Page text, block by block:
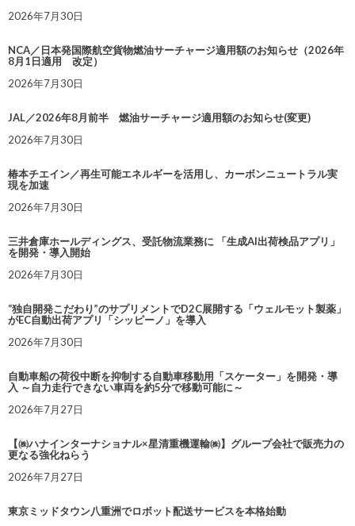
2026年7月30日
NCA／日本発国際航空貨物燃油サーチャージ適用額のお知らせ（2026年
8月1日適用 改定）
2026年7月30日
JAL／2026年8月前半 燃油サーチャージ適用額のお知らせ(変更)
2026年7月30日
椿本チエイン／再生可能エネルギーを活用し、カーボンニュートラル実
現を加速
2026年7月30日
三井倉庫ホールディングス、受託物流業務に 「生成AI出荷検品アプリ」
を開発・導入開始
2026年7月30日
“独自開発こだわり”のサプリメントでD2C展開する「ウェルモット製薬」
がEC自動出荷アプリ「シッピーノ」を導入
2026年7月30日
自動車船の荷役中断を抑制する自動車移動用「スケーター」を開発・導
入 ～自力走行できない車両を約5分で移動可能に～
2026年7月27日
【㈱ハナインターナショナル×星清重機運輸㈱】グループ会社で販売力の
更なる強化ねらう
2026年7月27日
東京ミッドタウン八重洲でロボット配送サービスを本格始動